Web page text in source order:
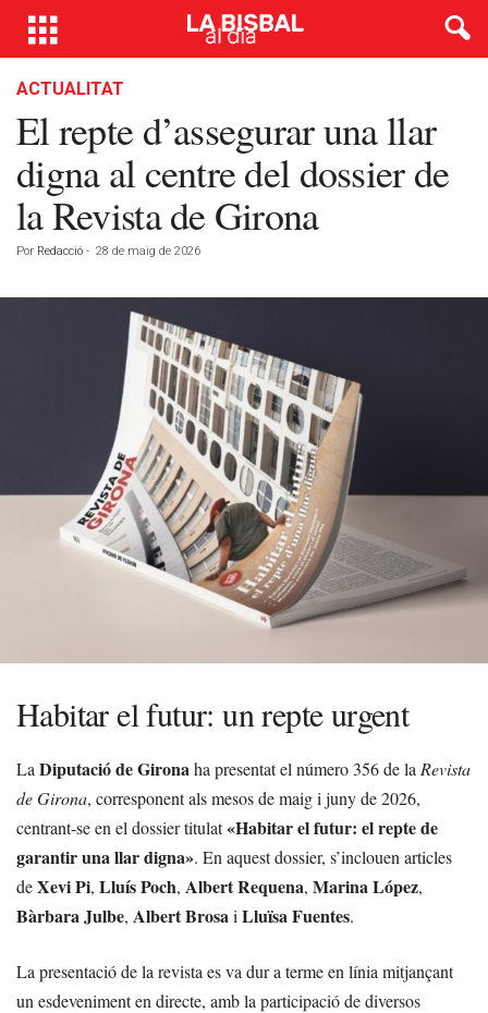
ACTUALITAT
El repte d’assegurar una llar
digna al centre del dossier de
la Revista de Girona
Por Redacció - 28 de maig de 2026
Habitar el futur: un repte urgent
La Diputació de Gironaha presentat el número 356 de la Revista
de Girona, corresponent als mesos de maig i juny de 2026,
centrant-se en el dossier titulat«Habitar el futur: el repte de
garantir una llar digna». En aquest dossier, s’inclouen articles
deXevi Pi, Lluís Poch, Albert Requena, Marina López,
Bàrbara Julbe, Albert Brosai Lluïsa Fuentes.
La presentació de la revista es va dur a terme en línia mitjançant
un esdeveniment en directe, amb la participació de diversos